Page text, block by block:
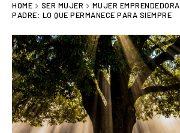
HOME SER MUJER MUJER EMPRENDEDORA
PADRE: LO QUE PERMANECE PARA SIEMPRE